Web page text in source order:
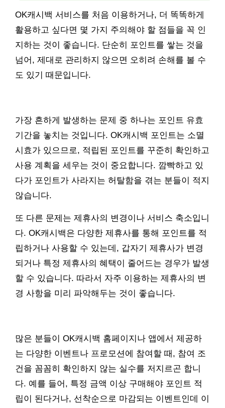
OK캐시백 서비스를 처음 이용하거나, 더 똑똑하게
활용하고 싶다면 몇 가지 주의해야 할 점들을 꼭 인
지하는 것이 좋습니다. 단순히 포인트를 쌓는 것을
넘어, 제대로 관리하지 않으면 오히려 손해를 볼 수
도 있기 때문입니다.
가장 흔하게 발생하는 문제 중 하나는 포인트 유효
기간을 놓치는 것입니다. OK캐시백 포인트는 소멸
시효가 있으므로, 적립된 포인트를 꾸준히 확인하고
사용 계획을 세우는 것이 중요합니다. 깜빡하고 있
다가 포인트가 사라지는 허탈함을 겪는 분들이 적지
않습니다.
또 다른 문제는 제휴사의 변경이나 서비스 축소입니
다. OK캐시백은 다양한 제휴사를 통해 포인트를 적
립하거나 사용할 수 있는데, 갑자기 제휴사가 변경
되거나 특정 제휴사의 혜택이 줄어드는 경우가 발생
할 수 있습니다. 따라서 자주 이용하는 제휴사의 변
경 사항을 미리 파악해두는 것이 좋습니다.
많은 분들이 OK캐시백 홈페이지나 앱에서 제공하
는 다양한 이벤트나 프로모션에 참여할 때, 참여 조
건을 꼼꼼히 확인하지 않는 실수를 저지르곤 합니
다. 예를 들어, 특정 금액 이상 구매해야 포인트 적
립이 된다거나, 선착순으로 마감되는 이벤트인데 이